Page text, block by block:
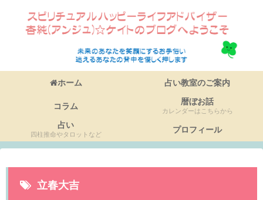
ホーム 占い教室のご案内
コラム 暦ぼお話
カレンダーはこちらから
占い
四柱推命やタロットなど プロフィール
立春大吉